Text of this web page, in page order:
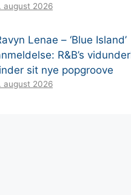
august 2026
Lenae – ‘Blue Island’
R&B’s
sit nye popgroove
august 2026